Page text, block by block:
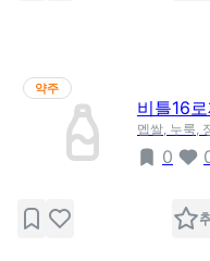
약주
비틀16
멥쌀, 누룩,
0